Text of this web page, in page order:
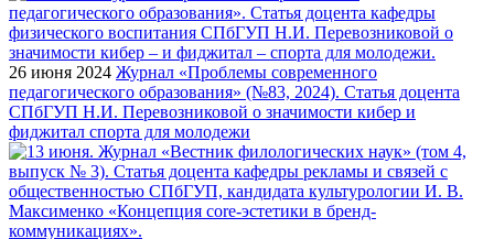
26 июня 2024 Журнал «Проблемы современного
педагогического образования» (№83, 2024). Статья доцента
СПбГУП Н.И. Перевозниковой о значимости кибер и
фиджитал спорта для молодежи